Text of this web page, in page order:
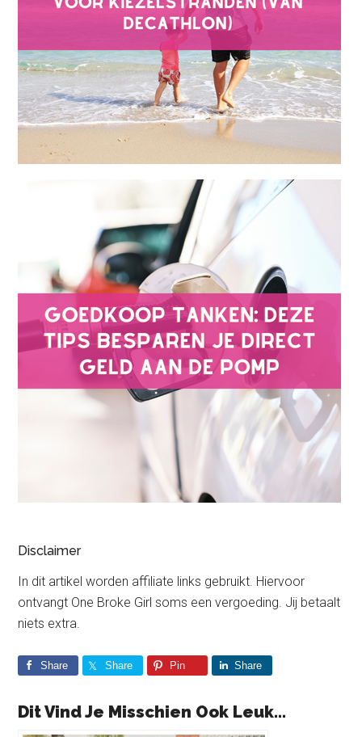
Disclaimer
In dit artikel worden affiliate links gebruikt. Hiervoor
ontvangt One Broke Girl soms een vergoeding. Jij betaalt
niets extra.
Share Share Pin Share
Dit Vind Je Misschien Ook Leuk...